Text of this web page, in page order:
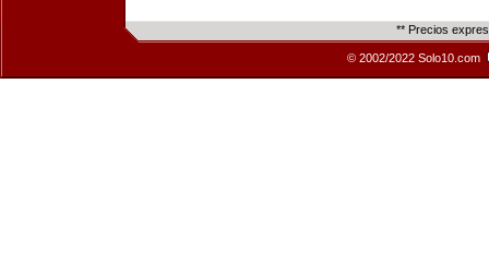
** Precios
© 2002/2022 Solo10.com